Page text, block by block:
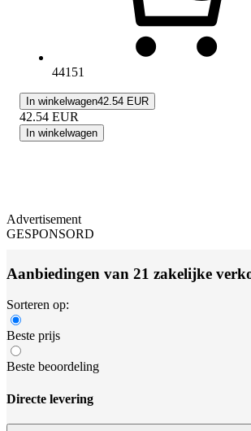
44151
In winkelwagen42.54 EUR
42.54 EUR
In winkelwagen
Advertisement
GESPONSORD
Aanbiedingen van 21 zakelijke
Sorteren op:
Beste prijs
Beste beoordeling
Directe levering